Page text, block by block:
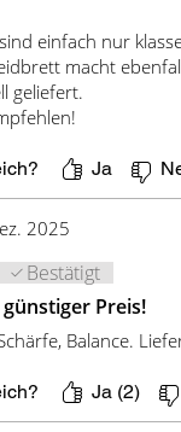
einfach nur
macht
geliefert.
Ja
2025
bewertet.
Bestätigt
Preis!
Balance.
Ja (2)